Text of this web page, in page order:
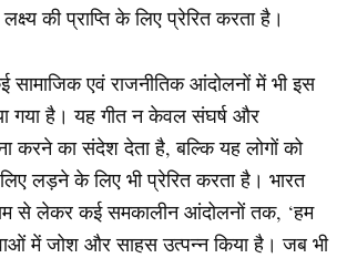
की प्राप्ति के लिए प्रेरित करता है।
सामाजिक एवं राजनीतिक आंदोलनों में भी इस
गया है। यह गीत न केवल संघर्ष और
करने का संदेश देता है, बल्कि यह लोगों को
लड़ने के लिए भी प्रेरित करता है। भारत
से लेकर कई समकालीन आंदोलनों तक, ‘हम
में जोश और साहस उत्पन्न किया है। जब भी